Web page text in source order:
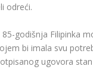
odreći.
godišnja Filipinka
bi imala svu
ugovora